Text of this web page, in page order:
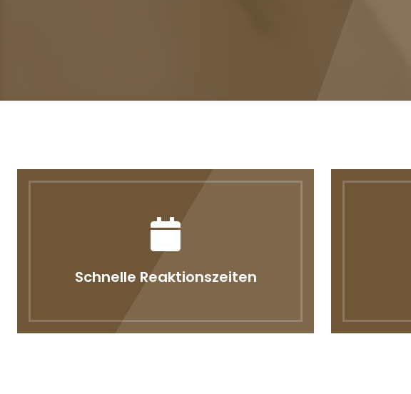
Schnelle Reaktionszeiten